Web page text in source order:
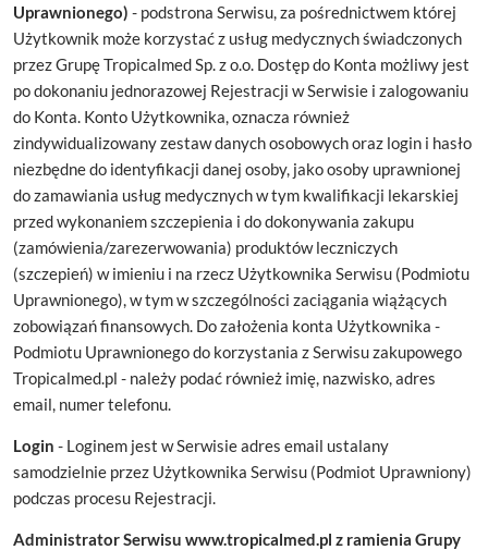
Uprawnionego) - podstrona Serwisu, za pośrednictwem której
Użytkownik może korzystać z usług medycznych świadczonych
przez Grupę Tropicalmed Sp. z o.o. Dostęp do Konta możliwy jest
po dokonaniu jednorazowej Rejestracji w Serwisie i zalogowaniu
do Konta. Konto Użytkownika, oznacza również
zindywidualizowany zestaw danych osobowych oraz login i hasło
niezbędne do identyfikacji danej osoby, jako osoby uprawnionej
do zamawiania usług medycznych w tym kwalifikacji lekarskiej
przed wykonaniem szczepienia i do dokonywania zakupu
(zamówienia/zarezerwowania) produktów leczniczych
(szczepień) w imieniu i na rzecz Użytkownika Serwisu (Podmiotu
Uprawnionego), w tym w szczególności zaciągania wiążących
zobowiązań finansowych. Do założenia konta Użytkownika -
Podmiotu Uprawnionego do korzystania z Serwisu zakupowego
Tropicalmed.pl - należy podać również imię, nazwisko, adres
email, numer telefonu.
Login - Loginem jest w Serwisie adres email ustalany
samodzielnie przez Użytkownika Serwisu (Podmiot Uprawniony)
podczas procesu Rejestracji.
Administrator Serwisu www.tropicalmed.pl z ramienia Grupy